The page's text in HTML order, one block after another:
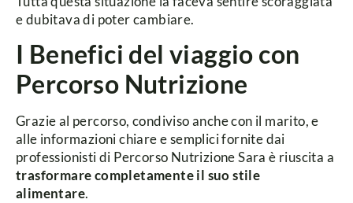
e dubitava di poter cambiare.
I Benefici del viaggio con
Percorso Nutrizione
Grazie al percorso, condiviso anche con il marito, e
alle informazioni chiare e semplici fornite dai
professionisti di Percorso Nutrizione Sara è riuscita a
trasformare completamente il suo stile
alimentare.